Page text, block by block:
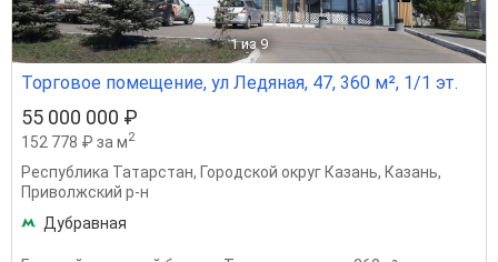
1 из 9
Торговое помещение, ул Ледяная, 47, 360 м², 1/1 эт.
55 000 000 ₽
152 778 ₽ за м2
Республика Татарстан, Городской округ Казань, Казань,
Приволжский р-н
Дубравная